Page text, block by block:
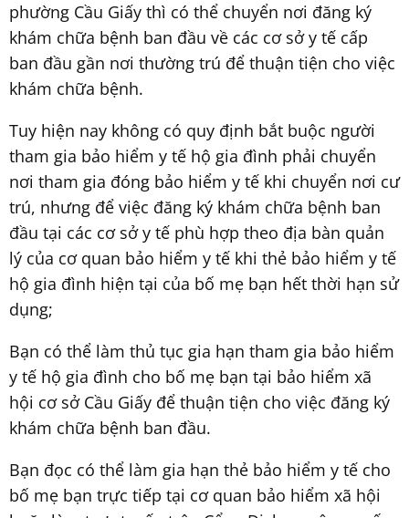
phường Cầu Giấy thì có thể chuyển nơi đăng ký
khám chữa bệnh ban đầu về các cơ sở y tế cấp
ban đầu gần nơi thường trú để thuận tiện cho việc
khám chữa bệnh.
Tuy hiện nay không có quy định bắt buộc người
tham gia bảo hiểm y tế hộ gia đình phải chuyển
nơi tham gia đóng bảo hiểm y tế khi chuyển nơi cư
trú, nhưng để việc đăng ký khám chữa bệnh ban
đầu tại các cơ sở y tế phù hợp theo địa bàn quản
lý của cơ quan bảo hiểm y tế khi thẻ bảo hiểm y tế
hộ gia đình hiện tại của bố mẹ bạn hết thời hạn sử
dụng;
Bạn có thể làm thủ tục gia hạn tham gia bảo hiểm
y tế hộ gia đình cho bố mẹ bạn tại bảo hiểm xã
hội cơ sở Cầu Giấy để thuận tiện cho việc đăng ký
khám chữa bệnh ban đầu.
Bạn đọc có thể làm gia hạn thẻ bảo hiểm y tế cho
bố mẹ bạn trực tiếp tại cơ quan bảo hiểm xã hội